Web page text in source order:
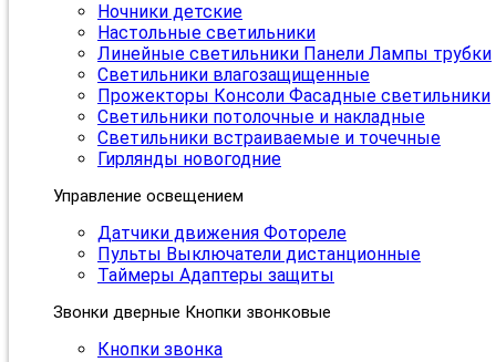
Ночники детские
Настольные светильники
Линейные светильники Панели Лампы трубки
Светильники влагозащищенные
Прожекторы Консоли Фасадные светильники
Светильники потолочные и накладные
Светильники встраиваемые и точечные
Гирлянды новогодние
Управление освещением
Датчики движения Фотореле
Пульты Выключатели дистанционные
Таймеры Адаптеры защиты
Звонки дверные Кнопки звонковые
Кнопки звонка